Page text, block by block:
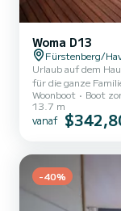
Woma D13
Fürstenberg/
Urlaub auf dem
für die ganze
ingerichte huisboot
Marina Röblinsee
personen (5+2),
stapelbed en
voo...
Woonboot Boot
13.7 m
vanaf
-40%